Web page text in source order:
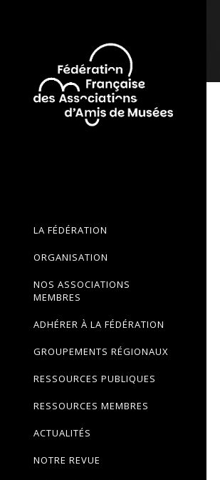
LA FÉDÉRATION
ORGANISATION
NOS ASSOCIATIONS
MEMBRES
ADHÉRER À LA FÉDÉRATION
GROUPEMENTS RÉGIONAUX
RESSOURCES PUBLIQUES
RESSOURCES MEMBRES
ACTUALITÉS
NOTRE REVUE